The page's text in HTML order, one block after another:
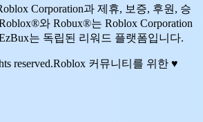
Corporation과 제휴, 보증, 후원, 승
와 Robux®는 Roblox Corporation
는 독립된 리워드 플랫폼입니다.
reserved.Roblox 커뮤니티를 위한 ♥